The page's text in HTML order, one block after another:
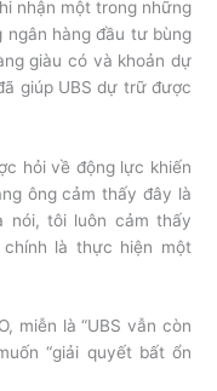
nhận một trong những
ngân hàng đầu tư bùng
giàu có và khoản dự
giúp UBS dự trữ được
hỏi về động lực khiến
ông cảm thấy đây là
nói, tôi luôn cảm thấy
là thực hiện một
miễn là “UBS vẫn còn
“giải quyết bất ổn